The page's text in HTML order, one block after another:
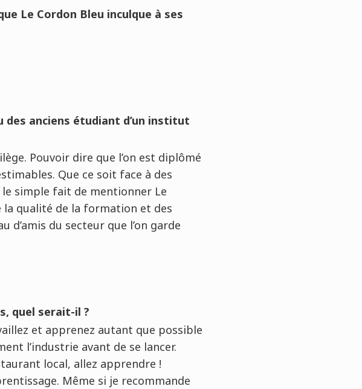
Le Cordon Bleu inculque à ses
anciens étudiant d’un institut
Pouvoir dire que l’on est diplômé
Que ce soit face à des
simple fait de mentionner Le
qualité de la formation et des
d’amis du secteur que l’on garde
quel serait-il ?
et apprenez autant que possible
l’industrie avant de se lancer.
local, allez apprendre !
Même si je recommande